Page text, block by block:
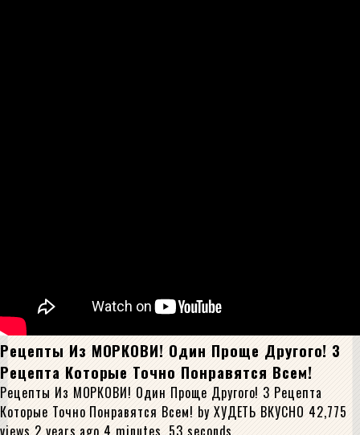
Рецепты Из МОРКОВИ! Один Проще Другого! 3
Рецепта Которые Точно Понравятся Всем!
Рецепты Из МОРКОВИ! Один Проще Другого! 3 Рецепта
Которые Точно Понравятся Всем! by ХУДЕТЬ ВКУСНО 42,775
views 2 years ago 4 minutes, 53 seconds